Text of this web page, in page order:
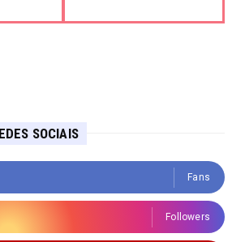
SOCIAIS
Fans
Followers